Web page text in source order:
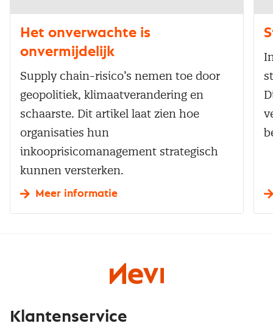
Het onverwachte is
onvermijdelijk
Supply chain-risico’s nemen toe door
geopolitiek, klimaatverandering en
schaarste. Dit artikel laat zien hoe
organisaties hun
inkooprisicomanagement strategisch
kunnen versterken.
Meer informatie
Klantenservice